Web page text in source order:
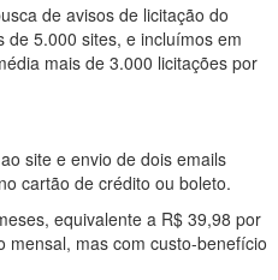
de avisos de licitação do
de 5.000 sites, e incluímos em
mais de 3.000 licitações por
site e envio de dois emails
cartão de crédito ou boleto.
equivalente a R$ 39,98 por
mensal, mas com custo-benefício